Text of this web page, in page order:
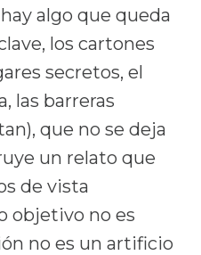
algo que queda
los cartones
secretos, el
las barreras
que no se deja
un relato que
de vista
objetivo no es
no es un artificio